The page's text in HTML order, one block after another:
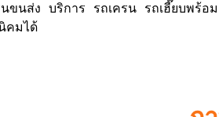
นขนส่ง บริการ รถเครน รถเฮี๊ยบ
คมได้